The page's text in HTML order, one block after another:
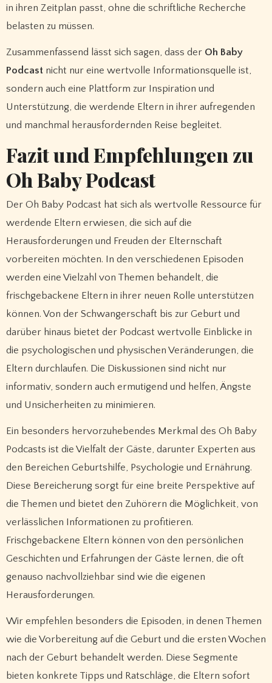
in ihren Zeitplan passt, ohne die schriftliche Recherche
belasten zu müssen.
Zusammenfassend lässt sich sagen, dass der Oh Baby
Podcastnicht nur eine wertvolle Informationsquelle ist,
sondern auch eine Plattform zur Inspiration und
Unterstützung, die werdende Eltern in ihrer aufregenden
und manchmal herausfordernden Reise begleitet.
Fazit und Empfehlungen zu
Oh Baby Podcast
Der Oh Baby Podcast hat sich als wertvolle Ressource für
werdende Eltern erwiesen, die sich auf die
Herausforderungen und Freuden der Elternschaft
vorbereiten möchten. In den verschiedenen Episoden
werden eine Vielzahl von Themen behandelt, die
frischgebackene Eltern in ihrer neuen Rolle unterstützen
können. Von der Schwangerschaft bis zur Geburt und
darüber hinaus bietet der Podcast wertvolle Einblicke in
die psychologischen und physischen Veränderungen, die
Eltern durchlaufen. Die Diskussionen sind nicht nur
informativ, sondern auch ermutigend und helfen, Ängste
und Unsicherheiten zu minimieren.
Ein besonders hervorzuhebendes Merkmal des Oh Baby
Podcasts ist die Vielfalt der Gäste, darunter Experten aus
den Bereichen Geburtshilfe, Psychologie und Ernährung.
Diese Bereicherung sorgt für eine breite Perspektive auf
die Themen und bietet den Zuhörern die Möglichkeit, von
verlässlichen Informationen zu profitieren.
Frischgebackene Eltern können von den persönlichen
Geschichten und Erfahrungen der Gäste lernen, die oft
genauso nachvollziehbar sind wie die eigenen
Herausforderungen.
Wir empfehlen besonders die Episoden, in denen Themen
wie die Vorbereitung auf die Geburt und die ersten Wochen
nach der Geburt behandelt werden. Diese Segmente
bieten konkrete Tipps und Ratschläge, die Eltern sofort